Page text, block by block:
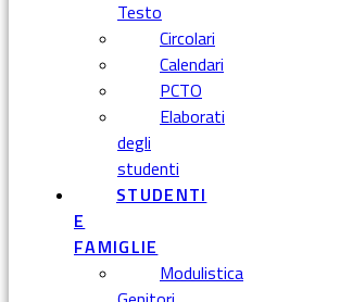
Testo
Circolari
Calendari
PCTO
Elaborati
degli
studenti
STUDENTI
E
FAMIGLIE
Modulistica